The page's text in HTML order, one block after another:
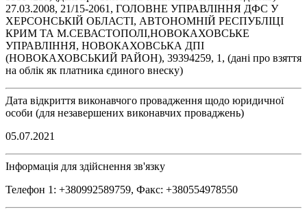
27.03.2008, 21/15-2061, ГОЛОВНЕ УПРАВЛIННЯ ДФС У
ХЕРСОНСЬКIЙ ОБЛАСТI, АВТОНОМНIЙ РЕСПУБЛIЦI
КРИМ ТА М.СЕВАСТОПОЛI,НОВОКАХОВСЬКЕ
УПРАВЛIННЯ, НОВОКАХОВСЬКА ДПI
(НОВОКАХОВСЬКИЙ РАЙОН), 39394259, 1, (дані про взяття
на облік як платника єдиного внеску)
Дата відкриття виконавчого провадження щодо юридичної
особи (для незавершених виконавчих проваджень)
05.07.2021
Інформація для здійснення зв'язку
Телефон 1: +380992589759, Факс: +380554978550